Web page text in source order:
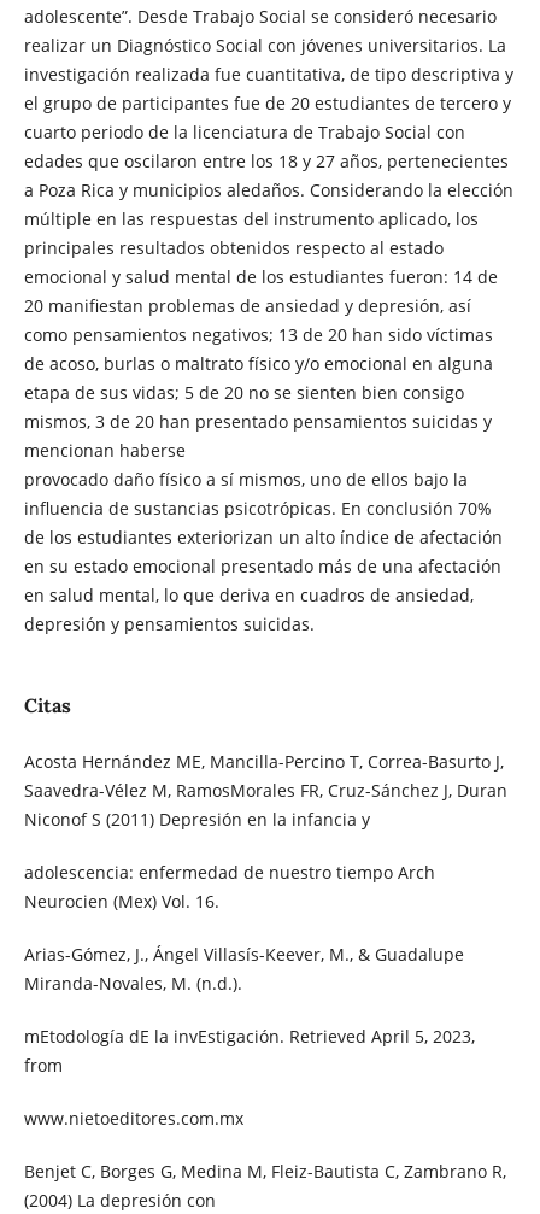
adolescente”. Desde Trabajo Social se consideró necesario
realizar un Diagnóstico Social con jóvenes universitarios. La
investigación realizada fue cuantitativa, de tipo descriptiva y
el grupo de participantes fue de 20 estudiantes de tercero y
cuarto periodo de la licenciatura de Trabajo Social con
edades que oscilaron entre los 18 y 27 años, pertenecientes
a Poza Rica y municipios aledaños. Considerando la elección
múltiple en las respuestas del instrumento aplicado, los
principales resultados obtenidos respecto al estado
emocional y salud mental de los estudiantes fueron: 14 de
20 manifiestan problemas de ansiedad y depresión, así
como pensamientos negativos; 13 de 20 han sido víctimas
de acoso, burlas o maltrato físico y/o emocional en alguna
etapa de sus vidas; 5 de 20 no se sienten bien consigo
mismos, 3 de 20 han presentado pensamientos suicidas y
mencionan haberse
provocado daño físico a sí mismos, uno de ellos bajo la
influencia de sustancias psicotrópicas. En conclusión 70%
de los estudiantes exteriorizan un alto índice de afectación
en su estado emocional presentado más de una afectación
en salud mental, lo que deriva en cuadros de ansiedad,
depresión y pensamientos suicidas.
Citas
Acosta Hernández ME, Mancilla-Percino T, Correa-Basurto J,
Saavedra-Vélez M, RamosMorales FR, Cruz-Sánchez J, Duran
Niconof S (2011) Depresión en la infancia y
adolescencia: enfermedad de nuestro tiempo Arch
Neurocien (Mex) Vol. 16.
Arias-Gómez, J., Ángel Villasís-Keever, M., & Guadalupe
Miranda-Novales, M. (n.d.).
mEtodología dE la invEstigación. Retrieved April 5, 2023,
from
www.nietoeditores.com.mx
Benjet C, Borges G, Medina M, Fleiz-Bautista C, Zambrano R,
(2004) La depresión con